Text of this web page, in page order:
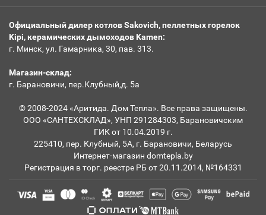
Официальный дилер котлов Sakovich, пеллетных горелок
Kipi, керамических дымоходов Kamen:
г. Минск, ул. Гамарника, 30, пав. 313.
Магазин-склад:
г. Барановичи, пер.Клубный,д. 5а
© 2008-2024 «Аритида. Дом Тепла». Все права защищены.
ООО «САНТЕХСКЛАД», УНП 291284303, Барановичским
ГИК от 10.04.2019 г.
225410, пер. Клубный, 5А, г. Барановичи, Беларусь
Интернет-магазин domtepla.by
Регистрация в торг. реестре РБ от 20.11.2014, №164331